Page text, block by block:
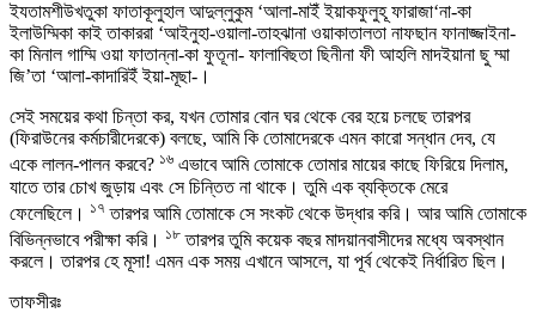
ইযতামশীউখতুকা ফাতাকূলুহাল আদুল্লুকুম ‘আলা-মাইঁ ইয়াকফুলুহূ ফারাজা‘না-কা
ইলাউম্মিকা কাই তাকাররা ‘আইনুহা-ওয়ালা-তাহঝানা ওয়াকাতালতা নাফছান ফানাজ্জাইনা-
কা মিনাল গাম্মি ওয়া ফাতান্না-কা ফুতূনা- ফালাবিছতা ছিনীনা ফী আহলি মাদইয়ানা ছু ম্মা
জি’তা ‘আলা-কাদারিইঁ ইয়া-মূছা-।
সেই সময়ের কথা চিন্তা কর, যখন তোমার বোন ঘর থেকে বের হয়ে চলছে তারপর
(ফিরাউনের কর্মচারীদেরকে) বলছে, আমি কি তোমাদেরকে এমন কারো সন্ধান দেব, যে
একে লালন-পালন করবে? ১৬ এভাবে আমি তোমাকে তোমার মায়ের কাছে ফিরিয়ে দিলাম,
যাতে তার চোখ জুড়ায় এবং সে চিন্তিত না থাকে। তুমি এক ব্যক্তিকে মেরে
ফেলেছিলে। ১৭ তারপর আমি তোমাকে সে সংকট থেকে উদ্ধার করি। আর আমি তোমাকে
বিভিন্নভাবে পরীক্ষা করি। ১৮ তারপর তুমি কয়েক বছর মাদয়ানবাসীদের মধ্যে অবস্থান
করলে। তারপর হে মূসা! এমন এক সময় এখানে আসলে, যা পূর্ব থেকেই নির্ধারিত ছিল।
তাফসীরঃ